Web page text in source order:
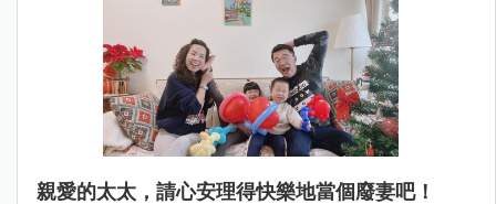
親愛的太太，請心安理得快樂地當個廢妻吧！